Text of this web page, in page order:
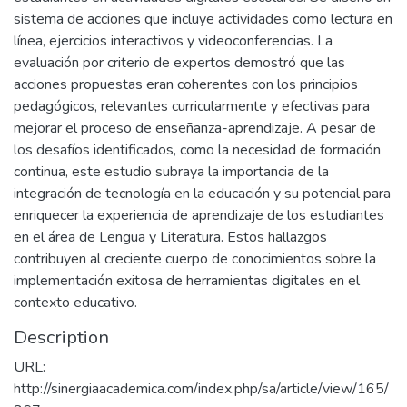
sistema de acciones que incluye actividades como lectura en
línea, ejercicios interactivos y videoconferencias. La
evaluación por criterio de expertos demostró que las
acciones propuestas eran coherentes con los principios
pedagógicos, relevantes curricularmente y efectivas para
mejorar el proceso de enseñanza-aprendizaje. A pesar de
los desafíos identificados, como la necesidad de formación
continua, este estudio subraya la importancia de la
integración de tecnología en la educación y su potencial para
enriquecer la experiencia de aprendizaje de los estudiantes
en el área de Lengua y Literatura. Estos hallazgos
contribuyen al creciente cuerpo de conocimientos sobre la
implementación exitosa de herramientas digitales en el
contexto educativo.
Description
URL:
http://sinergiaacademica.com/index.php/sa/article/view/165/